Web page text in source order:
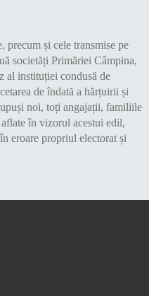
precum și cele transmise pe
societăți Primăriei Câmpina,
al instituției condusă de
de îndată a hărțuirii și
noi, toți angajații, familiile
în vizorul acestui edil,
eroare propriul electorat și